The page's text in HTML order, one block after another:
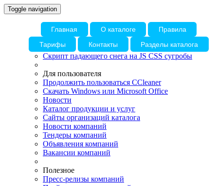
Toggle navigation
Главная О каталоге
Правила
Тарифы
Контакты Разделы каталога
Скрипт падающего снега на JS CSS сугробы
Для пользователя
Продолжить пользоваться CCleaner
Скачать Windows или Microsoft Office
Новости
Каталог продукции и услуг
Сайты организаций каталога
Новости компаний
Тендеры компаний
Объявления компаний
Вакансии компаний
Полезное
Пресс-релизы компаний